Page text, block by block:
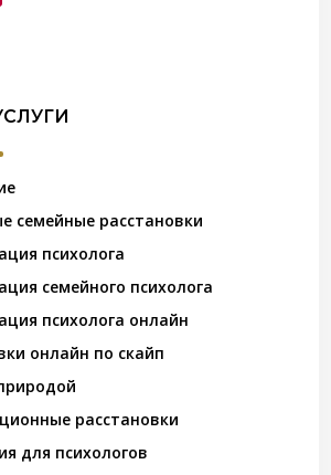
семейные расстановки
психолога
семейного психолога
психолога онлайн
онлайн по скайп
расстановки
для психологов